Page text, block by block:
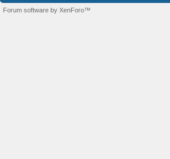
Forum software by XenForo™